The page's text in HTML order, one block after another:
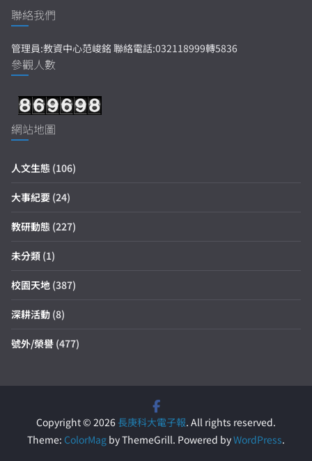
聯絡我們
管理員:教資中心范峻銘 聯絡電話:032118999轉5836
參觀人數
網站地圖
人文生態 (106)
大事紀要 (24)
教研動態 (227)
未分類 (1)
校園天地 (387)
深耕活動 (8)
號外/榮譽 (477)
Copyright © 2026長庚科大電子報. All rights reserved.
Theme: ColorMag by ThemeGrill. Powered byWordPress.